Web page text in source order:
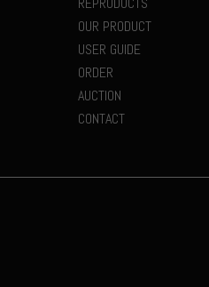
OUR PRODUCT
USER GUIDE
ORDER
AUCTION
CONTACT